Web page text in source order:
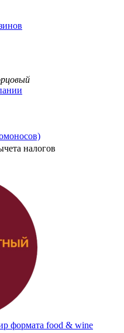
налогов
формата food & wine